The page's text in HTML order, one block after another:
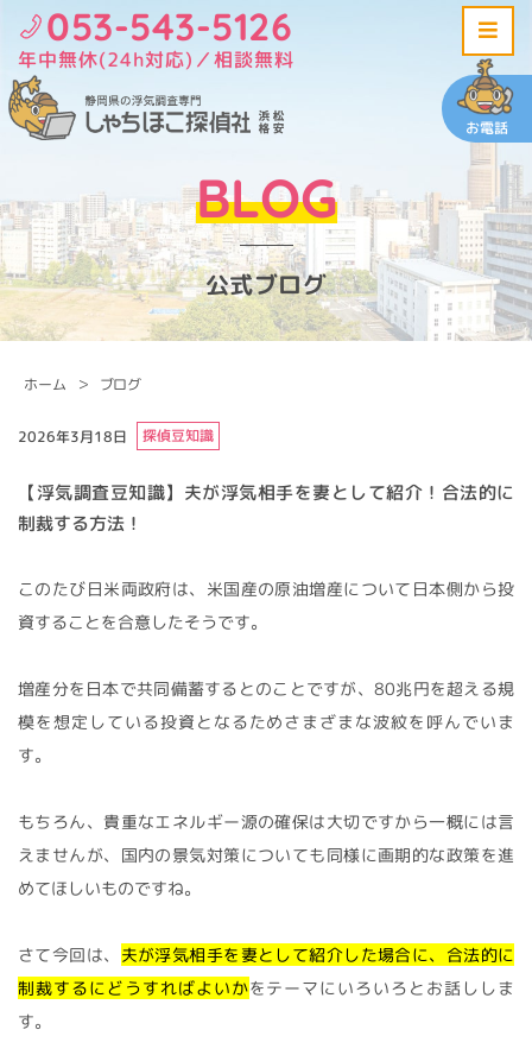
お電話
053-543-5126
年中無休(24h対応)／相談無料
BLOG
公式ブログ
ホーム ブログ
2026年3月18日 探偵豆知識
【浮気調査豆知識】夫が浮気相手を妻として紹介！合法的に
制裁する方法！
このたび日米両政府は、米国産の原油増産について日本側から投
資することを合意したそうです。
増産分を日本で共同備蓄するとのことですが、80兆円を超える規
模を想定している投資となるためさまざまな波紋を呼んでいま
す。
もちろん、貴重なエネルギー源の確保は大切ですから一概には言
えませんが、国内の景気対策についても同様に画期的な政策を進
めてほしいものですね。
さて今回は、 夫が浮気相手を妻として紹介した場合に、合法的に
制裁するにどうすればよいかをテーマにいろいろとお話ししま
す。